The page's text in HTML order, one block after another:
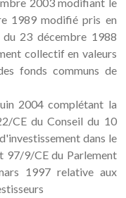
1989 modifié pris en
23 décembre 1988
collectif en valeurs
fonds communs de
2004 complétant la
CE du Conseil du 10
dans le
97/9/CE du Parlement
1997 relative aux